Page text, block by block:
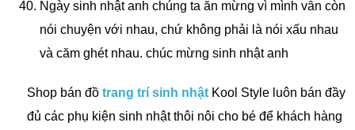
Ngày sinh nhật anh chúng ta ăn mừng vì mình vẫn còn
nói chuyện với nhau, chứ không phải là nói xấu nhau
và căm ghét nhau. chúc mừng sinh nhật anh
Shop bán đồ trang trí sinh nhật Kool Style luôn bán đầy
đủ các phụ kiện sinh nhật thôi nôi cho bé để khách hàng